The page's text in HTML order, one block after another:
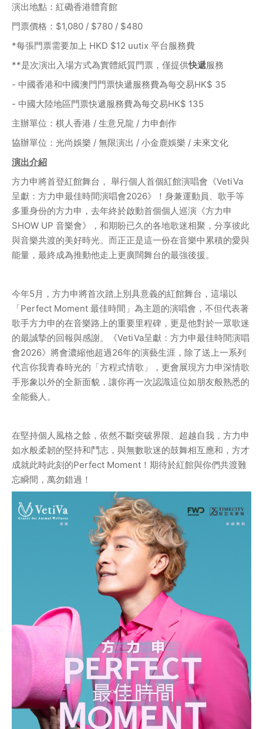
演出地點：紅磡香港體育館
門票價格：$1,080 / $780 / $480
*每張門票需要加上 HKD $12 uutix 平台服務費
**是次演出入場方式為實體紙質門票，僅提供快遞服務
- 中國香港和中國澳門門票快遞服務費為每交易HK$ 35
- 中國大陸地區門票快遞服務費為每交易HK$ 135
主辦單位：棋人香港 / 生意兄龍 / 力申創作
協辦單位：光尚娛樂 / 無限演出 / 小金鹿娛樂 / 未來文化
演出介紹
方力申將首登紅館舞台， 舉行個人首個紅館演唱會《VetiVa
呈獻：方力申最佳時間演唱會2026》！身兼運動員、歌手等
多重身份的方力申，去年終於啟動首個個人巡演《方力申
SHOW UP 音樂會》，和期盼已久的各地歌迷相聚，分享彼此
與音樂共渡的美好時光。而正正是這一份在音樂中累積的愛與
能量，最終成為推動他走上更廣闊舞台的最強後援。
今年5月，方力申將首次踏上別具意義的紅館舞台，這場以
「Perfect Moment 最佳時間」為主題的演唱會，不但代表著
歌手方力申的在音樂路上的重要里程碑，更是他對於一眾歌迷
的最誠摯的回報與感謝。《VetiVa呈獻：方力申最佳時間演唱
會2026》將會濃縮他超過26年的演藝生涯，除了送上一系列
代言你我青春時光的「方程式情歌」，更會展現方力申深情歌
手形象以外的全新面貌，讓你再一次認識這位如朋友般熟悉的
全能藝人。
在堅持個人風格之餘，依然不斷突破界限、超越自我，方力申
如水般柔韌的堅持和鬥志，與無數歌迷的鼓舞相互應和，方才
成就此時此刻的Perfect Moment！期待於紅館與你們共渡難
忘瞬間，萬勿錯過！